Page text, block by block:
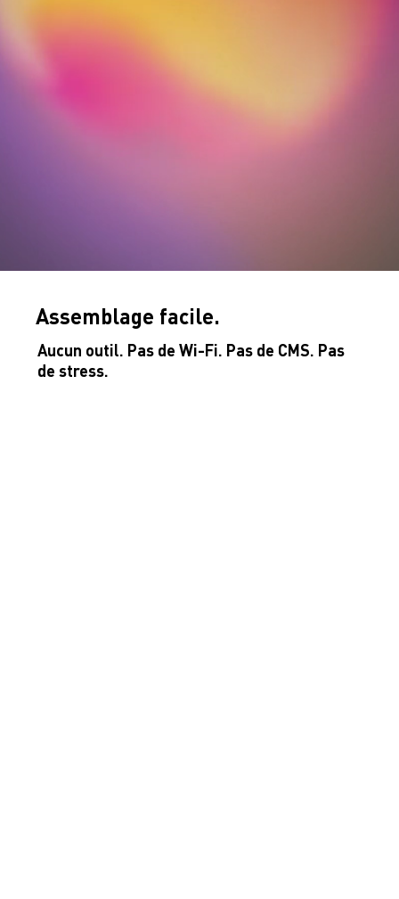
Assemblage facile.
Aucun outil. Pas de Wi-Fi. Pas de CMS. Pas
de stress.